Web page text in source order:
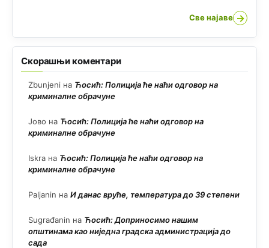
Све најаве →
Скорашњи коментари
Zbunjeni на Ћосић: Полиција ће наћи одговор на
криминалне обрачуне
Јово на Ћосић: Полиција ће наћи одговор на
криминалне обрачуне
Iskra на Ћосић: Полиција ће наћи одговор на
криминалне обрачуне
Paljanin на И данас вруће, температура до 39 степени
Sugrađanin на Ћосић: Доприносимо нашим
општинама као ниједна градска администрација до
сада